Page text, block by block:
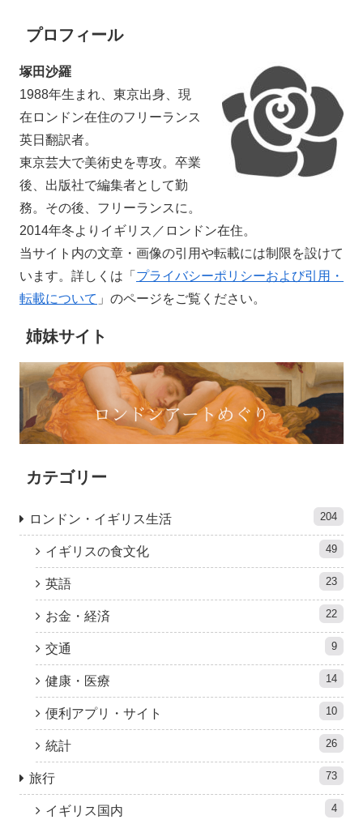
プロフィール
塚田沙羅
1988年生まれ、東京出身、現
在ロンドン在住のフリーランス
英日翻訳者。
東京芸大で美術史を専攻。卒業
後、出版社で編集者として勤
務。その後、フリーランスに。
2014年冬よりイギリス／ロンドン在住。
当サイト内の文章・画像の引用や転載には制限を設けて
います。詳しくは「 プライバシーポリシーおよび引用・
転載について 」のページをご覧ください。
姉妹サイト
カテゴリー
ロンドン・イギリス生活 204
イギリスの食文化 49
英語 23
お金・経済 22
交通 9
健康・医療 14
便利アプリ・サイト 10
統計 26
旅行 73
イギリス国内 4